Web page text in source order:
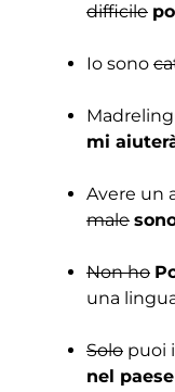
difficile
Io sono
mi
Avere un
male
Non ho
una
Solo puoi
nel paese